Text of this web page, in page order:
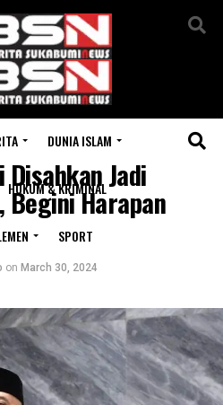
DUNIA ISLAM
HUKUM & KRIMINAL
SPORT
Disahkan Jadi
Begini Harapan
on March 30, 2024
version